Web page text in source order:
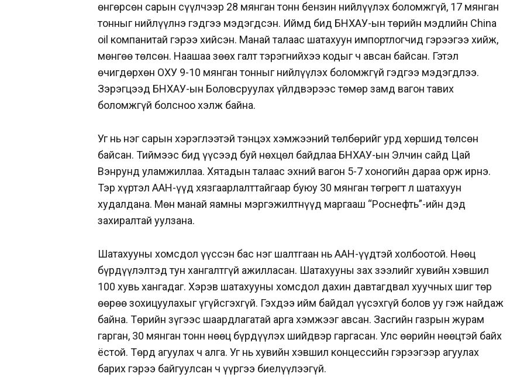
өнгөрсөн сарын сүүлчээр 28 мянган тонн бензин нийлүүлэх боломжгүй, 17 мянган
тонныг нийлүүлнэ гэдгээ мэдэгдсэн. Иймд бид БНХАУ-ын төрийн мэдлийн China
oil компанитай гэрээ хийсэн. Манай талаас шатахуун импортлогчид гэрээгээ хийж,
мөнгөө төлсөн. Наашаа зөөх галт тэрэгнийхээ кодыг ч авсан байсан. Гэтэл
өчигдөрхөн ОХУ 9-10 мянган тонныг нийлүүлэх боломжгүй гэдгээ мэдэгдлээ.
Зэрэгцээд БНХАУ-ын Боловсруулах үйлдвэрээс төмөр замд вагон тавих
боломжгүй болсноо хэлж байна.
Уг нь нэг сарын хэрэглээтэй тэнцэх хэмжээний төлбөрийг урд хөршид төлсөн
байсан. Тиймээс бид үүсээд буй нөхцөл байдлаа БНХАУ-ын Элчин сайд Цай
Вэнрунд уламжиллаа. Хятадын талаас эхний вагон 5-7 хоногийн дараа орж ирнэ.
Тэр хүртэл ААН-үүд хязгаарлалттайгаар буюу 30 мянган төгрөгт л шатахуун
худалдана. Мөн манай яамны мэргэжилтнүүд маргааш “Роснефть”-ийн дэд
захиралтай уулзана.
Шатахууны хомсдол үүссэн бас нэг шалтгаан нь ААН-үүдтэй холбоотой. Нөөц
бүрдүүлэлтэд тун хангалтгүй ажилласан. Шатахууны зах зээлийг хувийн хэвшил
100 хувь хангадаг. Хэрэв шатахууны хомсдол дахин давтагдвал хуучных шиг төр
өөрөө зохицуулахыг үгүйсгэхгүй. Гэхдээ ийм байдал үүсэхгүй болов уу гэж найдаж
байна. Төрийн зүгээс шаардлагатай арга хэмжээг авсан. Засгийн газрын журам
гарган, 30 мянган тонн нөөц бүрдүүлэх шийдвэр гаргасан. Улс өөрийн нөөцтэй байх
ёстой. Төрд агуулах ч алга. Уг нь хувийн хэвшил концессийн гэрээгээр агуулах
барих гэрээ байгуулсан ч үүргээ биелүүлээгүй.